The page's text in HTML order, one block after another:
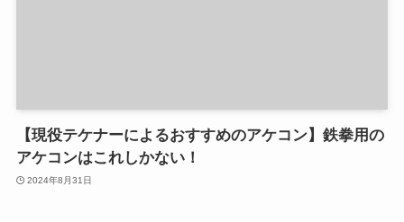
【現役テケナーによるおすすめのアケコン】鉄拳用の
アケコンはこれしかない！
2024年8月31日